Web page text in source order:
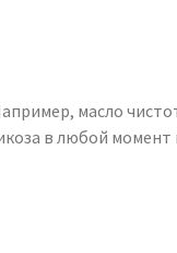
масло
в любой